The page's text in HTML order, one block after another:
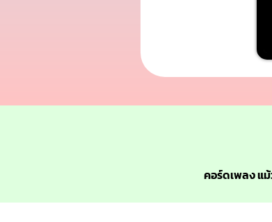
คอร์ดเพลง แม้